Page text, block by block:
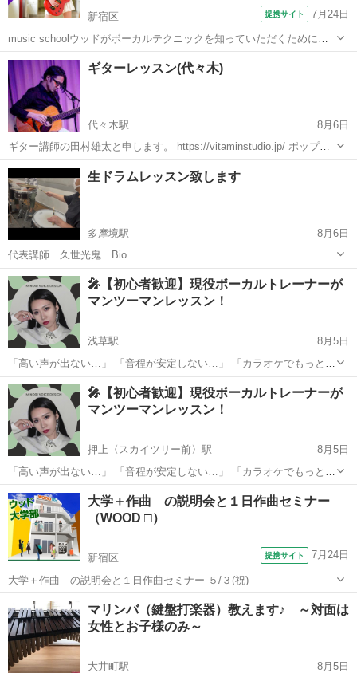
新宿区 提携サイト 7月24日
music schoolウッドがボーカルテクニックを知っていただくために作
成したサイトです。 もっと歌が上手くなりたい方、上手く歌うための
コツを知りたい方、ボイストレーニングとボーカルを無料で学ぶこと
東京 新宿区 ボーカル
ギターレッスン(代々木)
代々木駅
8月6日
ギター講師の田村雄太と申します。 https://vitaminstudio.jp/ ポップ
ス、ジャズ、R&Bなど幅広いジャンルに対応しています。 400人以上
の指導経験があり、ソニーミュージックの新人アーティ...
東京 渋谷区 代々木駅 スタジオ
生ドラムレッスン致します
多摩境駅
8月6日
代表講師 久世光鬼 Bio
https://share.google/aimode/BpxCH02dRI1mrnDkI お子さま、学生、ガ
ールズ 、大人 皆さま対応致します ドラムがなくてもスティックがな
くても上達で...
東京 八王子市 多摩境駅 ドラム 夏休み
🎤【初心者歓迎】現役ボーカルトレーナーが
マンツーマンレッスン！
浅草駅
8月5日
「高い声が出ない…」 「音程が安定しない…」 「カラオケでもっと上
手く歌いたい！」 「人前で自信を持って歌えるようになりたい！」 そ
んなお悩み、一緒に解決しませんか？ 現役ボーカルトレーナー・音楽
プロデュー...
東京 台東区 浅草駅 ボーカル レッスン
🎤【初心者歓迎】現役ボーカルトレーナーが
マンツーマンレッスン！
押上〈スカイツリー前〉駅
8月5日
「高い声が出ない…」 「音程が安定しない…」 「カラオケでもっと上
手く歌いたい！」 「人前で自信を持って歌えるようになりたい！」 そ
んなお悩み、一緒に解決しませんか？ 現役ボーカルトレーナー・音楽
プロデュー...
東京 墨田区 押上〈スカイツリー前〉駅 ボーカル
レッスン
大学＋作曲 の説明会と１日作曲セミナー
（WOOD □）
新宿区 提携サイト 7月24日
大学＋作曲 の説明会と１日作曲セミナー ５/３(祝)
東京 新宿区 その他
マリンバ（鍵盤打楽器）教えます♪ ～対面は
女性とお子様のみ～
大井町駅
8月5日